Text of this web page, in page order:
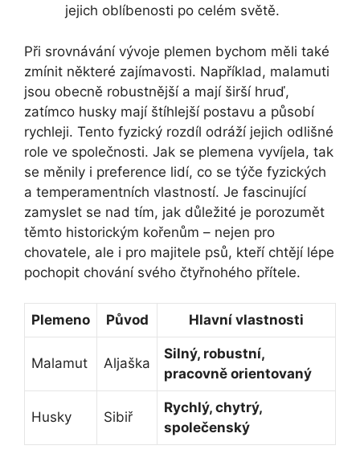
jejich oblíbenosti po celém světě.
Při srovnávání vývoje plemen bychom měli také
zmínit některé zajímavosti. Například, malamuti
jsou obecně robustnější a mají širší hruď,
zatímco husky mají štíhlejší postavu a působí
rychleji. Tento fyzický rozdíl odráží jejich odlišné
role ve společnosti. Jak se plemena vyvíjela, tak
se měnily i preference lidí, co se týče fyzických
a temperamentních vlastností. Je fascinující
zamyslet se nad tím, jak důležité je porozumět
těmto historickým kořenům – nejen pro
chovatele, ale i pro majitele psů, kteří chtějí lépe
pochopit chování svého čtyřnohého přítele.
Plemeno Původ Hlavní vlastnosti
Malamut Aljaška
Silný, robustní,
pracovně orientovaný
Husky Sibiř
Rychlý, chytrý,
společenský